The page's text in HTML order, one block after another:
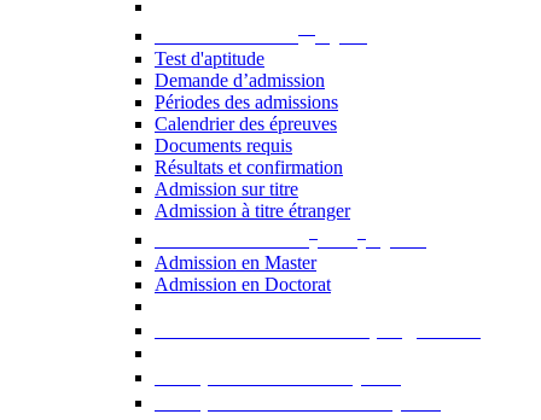
Test d'aptitude
Demande d’admission
Périodes des admissions
Calendrier des épreuves
Documents requis
Résultats et confirmation
Admission sur titre
Admission à titre étranger
Admission en Master
Admission en Doctorat